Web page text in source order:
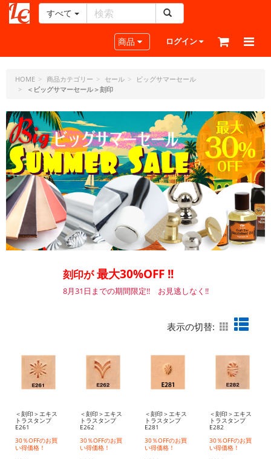
ー
ラ
フ
ド
ッ
ト・
ジ
ェ
ー
ピ
ー
すべて
Toggle navigation
商品 ログイン
HOME 商品カテゴリー セール
ビッグサマーセール
＜ビッグサマーセール＞刻印
刻印が 最大30%OFF !!
8月31日までの期間限定!! お見逃しなく!!
表示の切替:
＜刻印＞エキス
トラスタンプ
E261
30％OFFのお買
い得価格！
＜刻印＞エキス
トラスタンプ
E262
30％OFFのお買
い得価格！
＜刻印＞エキス
トラスタンプ
E281
30％OFFのお買
い得価格！
＜刻印＞エキス
トラスタンプ
E282
30％OFFのお買
い得価格！